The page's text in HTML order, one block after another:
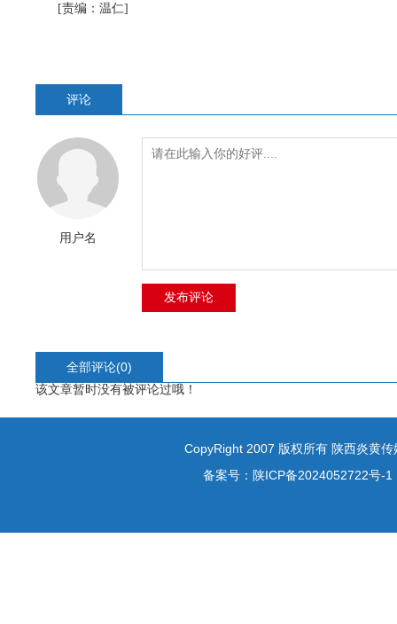
[责编：温仁]
评论
用户名
全部评论(0)
该文章暂时没有被评论过哦！
CopyRight 2007 版权所有 陕西炎黄传
备案号： 陕ICP备2024052722号-1